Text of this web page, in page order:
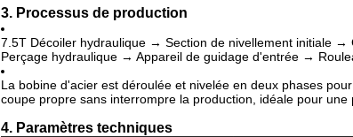
3. Processus de production
7.5T Décoiler hydraulique → Section de nivellement initiale
Perçage hydraulique → Appareil de guidage d'entrée →
La bobine d'acier est déroulée et nivelée en deux phases
coupe propre sans interrompre la production, idéale pour une
4. Paramètres techniques